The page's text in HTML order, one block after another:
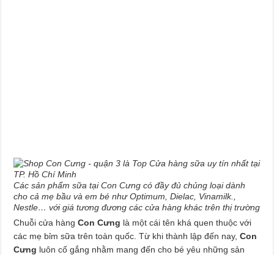
Các sản phẩm sữa tại Con Cưng có đầy đủ chủng loại dành
cho cả mẹ bầu và em bé như Optimum, Dielac, Vinamilk.,
Nestle… với giá tương đương các cửa hàng khác trên thị trường
Chuỗi cửa hàngCon Cưng là một cái tên khá quen thuộc với
các mẹ bỉm sữa trên toàn quốc. Từ khi thành lập đến nay,Con
Cưng luôn cố gắng nhằm mang đến cho bé yêu những sản